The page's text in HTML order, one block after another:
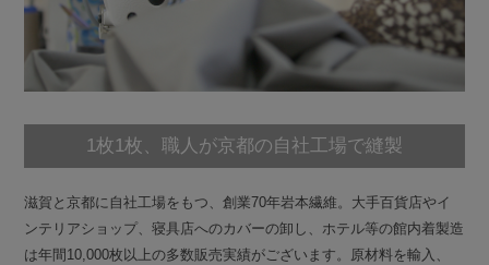
1枚1枚、職人が京都の自社工場で縫製
滋賀と京都に自社工場をもつ、創業70年岩本繊維。大手百貨店やイ
ンテリアショップ、寝具店へのカバーの卸し、ホテル等の館内着製造
は年間10,000枚以上の多数販売実績がございます。原材料を輸入、